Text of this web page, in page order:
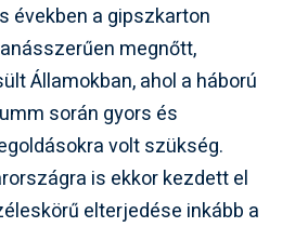
években a gipszkarton
megnőtt,
Államokban, ahol a háború
során gyors és
volt szükség.
is ekkor kezdett el
elterjedése inkább a